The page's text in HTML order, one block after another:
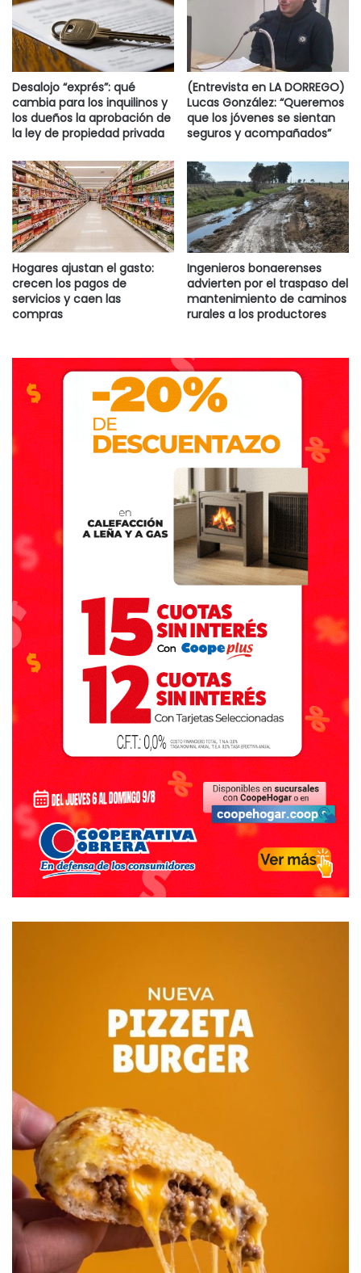
Desalojo “exprés”: qué
cambia para los inquilinos y
los dueños la aprobación de
la ley de propiedad privada
(Entrevista en LA DORREGO)
Lucas González: “Queremos
que los jóvenes se sientan
seguros y acompañados”
Hogares ajustan el gasto:
crecen los pagos de
servicios y caen las
compras
Ingenieros bonaerenses
advierten por el traspaso del
mantenimiento de caminos
rurales a los productores